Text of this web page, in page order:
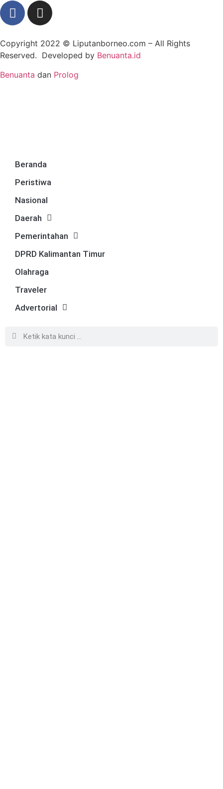
Copyright 2022 © Liputanborneo.com – All Rights
Reserved. Developed by Benuanta.id
Benuanta dan Prolog
Beranda
Peristiwa
Nasional
Daerah
Pemerintahan
DPRD Kalimantan Timur
Olahraga
Traveler
Advertorial